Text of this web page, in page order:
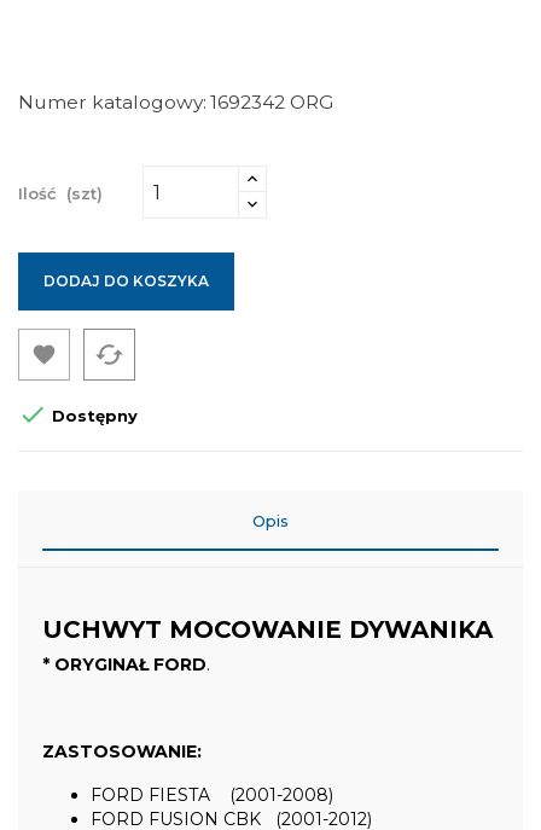
Numer katalogowy 1692342 ORG
Ilość (szt)
DODAJ DO KOSZYKA
 cached
 Dostępny
Opis
UCHWYT MOCOWANIE DYWANIKA
* ORYGINAŁ FORD.
ZASTOSOWANIE:
FORD FIESTA (2001-2008)
FORD FUSION CBK (2001-2012)